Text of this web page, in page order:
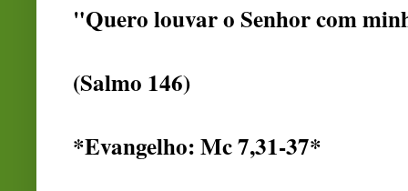
"Quero louvar o Senhor com
(Salmo 146)
*Evangelho: Mc 7,31-37*